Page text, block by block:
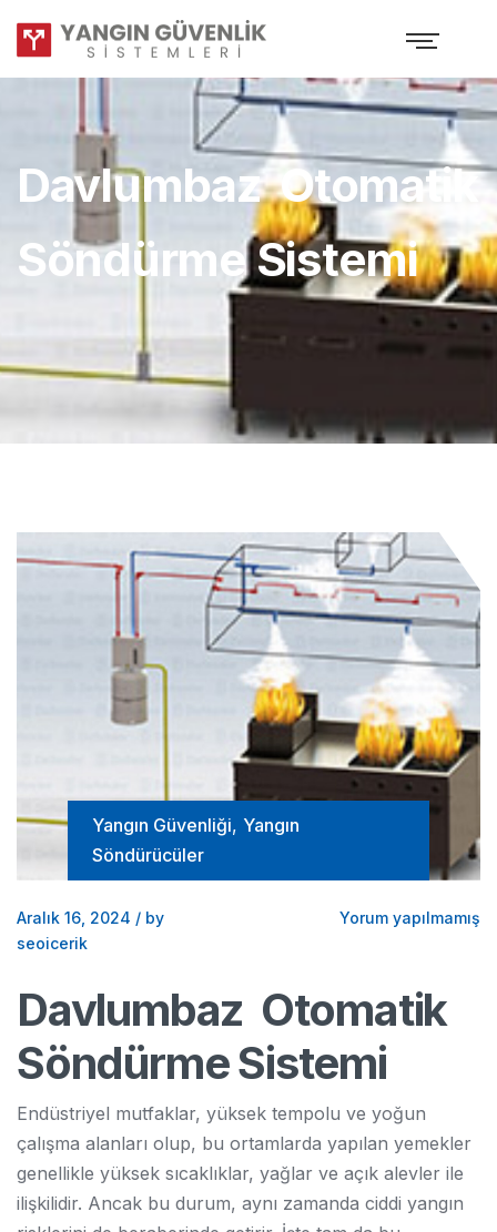
Davlumbaz Otomatik
Söndürme Sistemi
Yangın Güvenliği, Yangın
Söndürücüler
Aralık 16, 2024 / by
seoicerik
Yorum yapılmamış
Davlumbaz Otomatik
Söndürme Sistemi
Endüstriyel mutfaklar, yüksek tempolu ve yoğun
çalışma alanları olup, bu ortamlarda yapılan yemekler
genellikle yüksek sıcaklıklar, yağlar ve açık alevler ile
ilişkilidir. Ancak bu durum, aynı zamanda ciddi yangın